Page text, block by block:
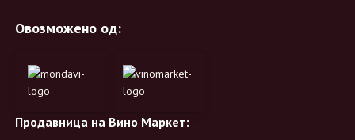
Овозможено од:
Продавница на Вино Маркет: